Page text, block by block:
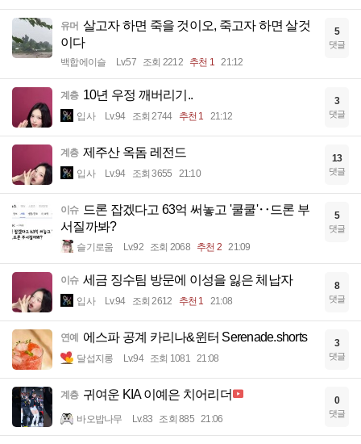
유머 살고자 하면 죽을 것이오, 죽고자 하면 살것
이다
백합에이슬 Lv.57 조회 2212 추천 1 21:12
5
댓글
계층 10년 우정 깨버리기..
입사 Lv.94 조회 2744 추천 1 21:12
3
댓글
계층 제주산 옥돔 레전드
입사 Lv.94 조회 3655 21:10
13
댓글
이슈 드론 잡겠다고 63억 써놓고 '쿨쿨'‥드론 부
서질까봐?
슬기로움 Lv.92 조회 2068 추천 2 21:09
5
댓글
이슈 세금 징수팀 방문에 이성을 잃은 체납자
입사 Lv.94 조회 2612 추천 1 21:08
8
댓글
연예 에스파 공계 카리나&윈터 Serenade.shorts
달섭지롱 Lv.94 조회 1081 21:08
3
댓글
계층 귀여운 KIA 이예은 치어리더
바오밥나무 Lv.83 조회 885 21:06
0
댓글